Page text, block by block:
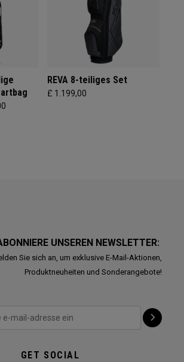
REVA 8-teiliges Set
£ 1.199,00
UNSEREN NEWSLETTER:
Sie sich an, um exklusive E-Mail-Aktionen,
Produktneuheiten und Sonderangebote!
GET SOCIAL